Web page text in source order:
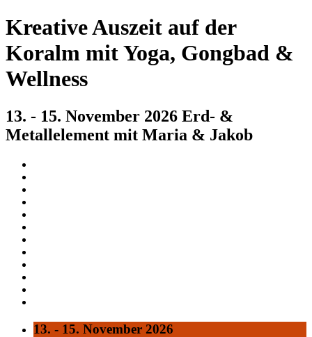
Kreative Auszeit auf der
Koralm mit Yoga, Gongbad &
Wellness
13. - 15. November 2026 Erd- &
Metallelement mit Maria & Jakob
13. - 15. November 2026